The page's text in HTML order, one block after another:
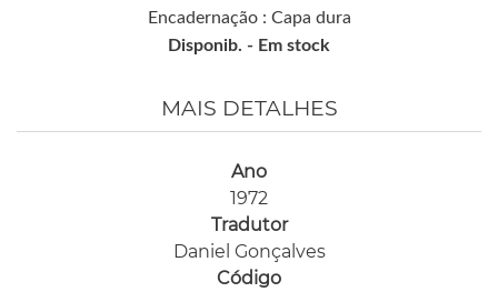
Encadernação : Capa dura
Disponib. - Em stock
MAIS DETALHES
Ano
1972
Tradutor
Daniel Gonçalves
Código